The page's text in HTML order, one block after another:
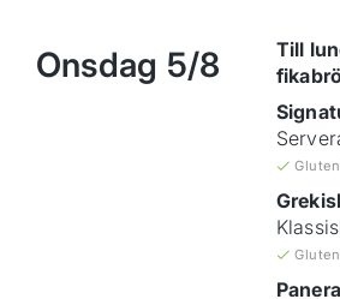
Onsdag 5/8
Till